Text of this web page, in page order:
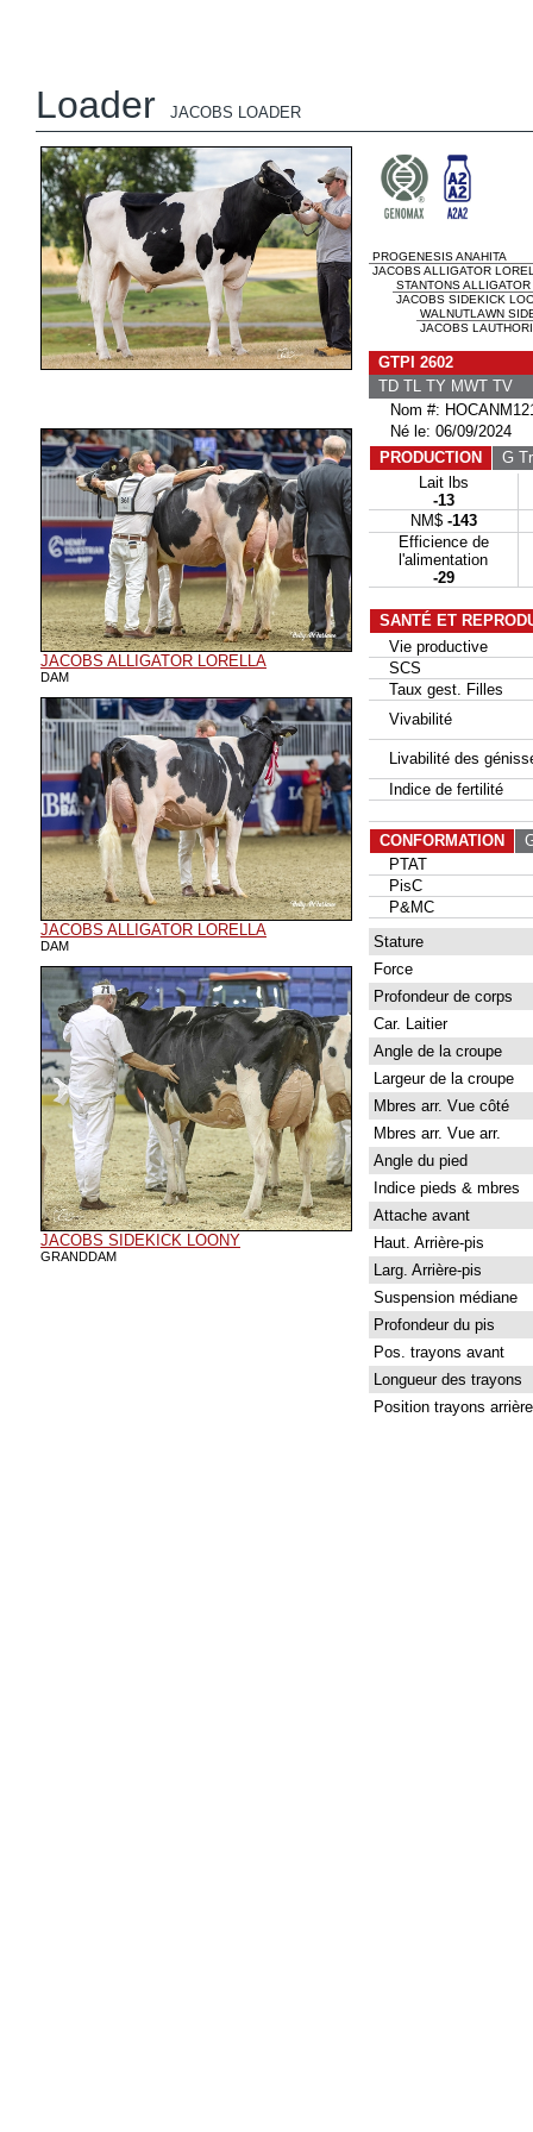
Loader JACOBS LOADER
JACOBS ALLIGATOR LORELLA
DAM
JACOBS ALLIGATOR LORELLA
DAM
JACOBS SIDEKICK LOONY
GRANDDAM
PROGENESIS ANAHITA
JACOBS ALLIGATOR
STANTONS ALLIGATOR
JACOBS SIDEKICK
WALNUTLAWN
JACOBS
GTPI 2602
TD TL TY MWT TV
Nom #:
Né le: 06/09/2024
PRODUCTION
G
Lait lbs
-13
NM$ -143
Efficience de
l'alimentation
-29
SANTÉ ET
Vie productive
SCS
Taux gest. Filles
Vivabilité
Livabilité des
Indice de fertilité
CONFORMATION
PTAT
PisC
P&MC
Stature
Force
Profondeur de corps
Car. Laitier
Angle de la croupe
Largeur de la croupe
Mbres arr. Vue côté
Mbres arr. Vue arr.
Angle du pied
Indice pieds & mbres
Attache avant
Haut. Arrière-pis
Larg. Arrière-pis
Suspension médiane
Profondeur du pis
Pos. trayons avant
Longueur des trayons
Position trayons arrière